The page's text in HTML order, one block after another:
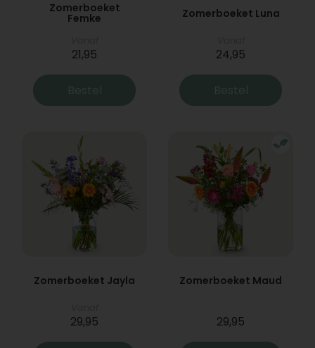
Zomerboeket
Femke
21,95
Bestel
Zomerboeket Luna
24,95
Bestel
Zomerboeket Jayla
29,95
Zomerboeket Maud
29,95